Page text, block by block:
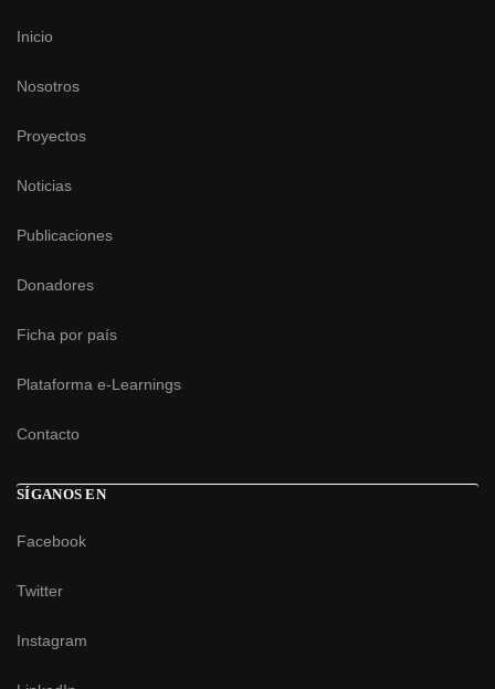
Inicio
Nosotros
Proyectos
Noticias
Publicaciones
Donadores
Ficha por país
Plataforma e-Learnings
Contacto
SÍGANOS EN
Facebook
Twitter
Instagram